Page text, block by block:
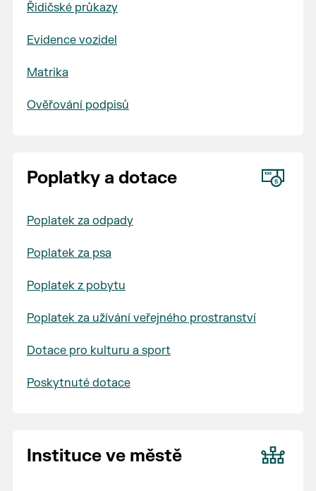
Řidičské průkazy
Evidence vozidel
Matrika
Ověřování podpisů
Poplatky a dotace
Poplatek za odpady
Poplatek za psa
Poplatek z pobytu
Poplatek za užívání veřejného prostranství
Dotace pro kulturu a sport
Poskytnuté dotace
Instituce ve městě